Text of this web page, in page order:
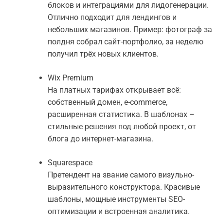
блоков и интеграциями для лидогенерации.
Отлично подходит для лендингов и
небольших магазинов. Пример: фотограф за
полдня собрал сайт-портфолио, за неделю
получил трёх новых клиентов.
Wix Premium
На платных тарифах открывает всё:
собственный домен, e-commerce,
расширенная статистика. В шаблонах –
стильные решения под любой проект, от
блога до интернет-магазина.
Squarespace
Претендент на звание самого визульно-
выразительного конструктора. Красивые
шаблоны, мощные инструменты SEO-
оптимизации и встроенная аналитика.